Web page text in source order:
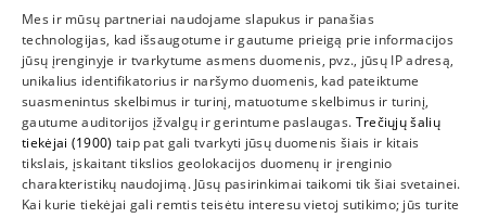
INFORMACIJA
SUSIEKITE
Mes ir mūsų partneriai naudojame slapukus ir panašias
technologijas, kad išsaugotume ir gautume prieigą prie informacijos
jūsų įrenginyje ir tvarkytume asmens duomenis, pvz., jūsų IP adresą,
unikalius identifikatorius ir naršymo duomenis, kad pateiktume
suasmenintus skelbimus ir turinį, matuotume skelbimus ir turinį,
gautume auditorijos įžvalgų ir gerintume paslaugas. Trečiųjų šalių
tiekėjai (1900) taip pat gali tvarkyti jūsų duomenis šiais ir kitais
tikslais, įskaitant tikslios geolokacijos duomenų ir įrenginio
charakteristikų naudojimą. Jūsų pasirinkimai taikomi tik šiai svetainei.
Kai kurie tiekėjai gali remtis teisėtu interesu vietoj sutikimo; jūs turite